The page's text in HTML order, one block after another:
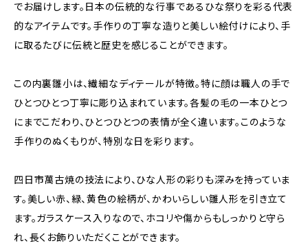
でお届けします。日本の伝統的な行事であるひな祭りを彩る代表
的なアイテムです。手作りの丁寧な造りと美しい絵付けにより、手
に取るたびに伝統と歴史を感じることができます。
この内裏雛小は、繊細なディテールが特徴。特に顔は職人の手で
ひとつひとつ丁寧に彫り込まれています。各髪の毛の一本ひとつ
にまでこだわり、ひとつひとつの表情が全く違います。このような
手作りのぬくもりが、特別な日を彩ります。
四日市萬古焼の技法により、ひな人形の彩りも深みを持っていま
す。美しい赤、緑、黄色の絵柄が、かわいらしい雛人形を引き立て
ます。ガラスケース入りなので、ホコリや傷からもしっかりと守ら
れ、長くお飾りいただくことができます。